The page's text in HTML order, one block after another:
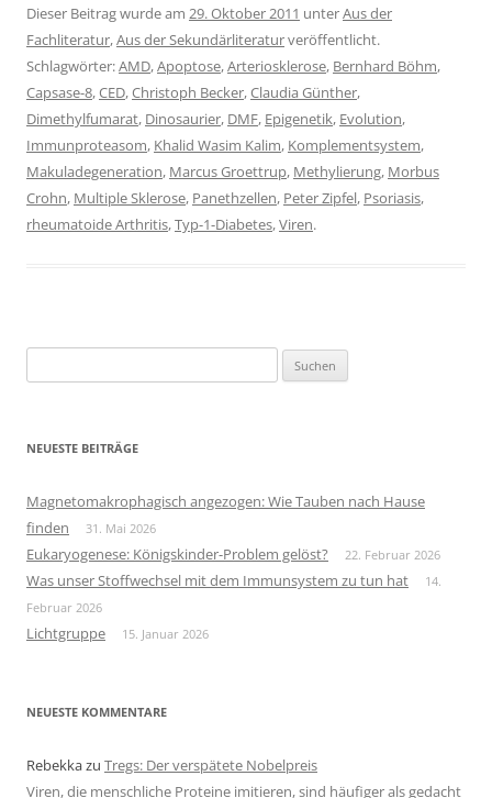
Dieser Beitrag wurde am 29. Oktober 2011 unterAus der
Fachliteratur,Aus der Sekundärliteraturveröffentlicht.
Schlagwörter:AMD,Apoptose,Arteriosklerose, Bernhard Böhm,
Capsase-8,CED,Christoph Becker,Claudia Günther,
Dimethylfumarat, Dinosaurier, DMF, Epigenetik, Evolution,
Immunproteasom, Khalid Wasim Kalim, Komplementsystem,
Makuladegeneration, Marcus Groettrup, Methylierung, Morbus
Crohn, Multiple Sklerose, Panethzellen, Peter Zipfel, Psoriasis,
rheumatoide Arthritis,Typ-1-Diabetes,Viren.
nach:
NEUESTE BEITRÄGE
Magnetomakrophagisch angezogen: Wie Tauben nach Hause
finden
31. Mai 2026
Eukaryogenese: Königskinder-Problem gelöst? 22. Februar 2026
Was unser Stoffwechsel mit dem Immunsystem zu tun hat
14.
Februar 2026
Lichtgruppe 15. Januar 2026
NEUESTE KOMMENTARE
Rebekkazu Tregs: Der verspätete Nobelpreis
Viren, die menschliche Proteine imitieren, sind häufiger als gedacht